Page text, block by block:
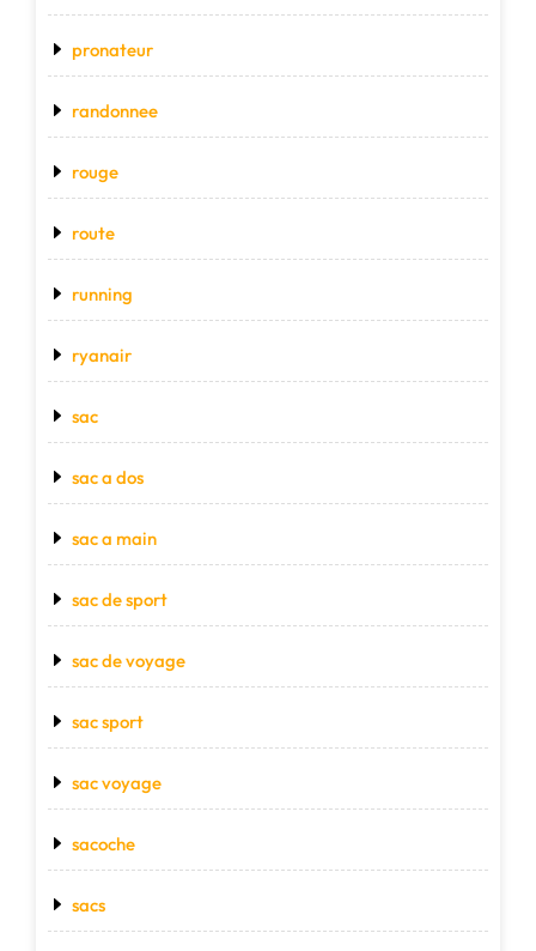
pronateur
randonnee
rouge
route
running
ryanair
sac
sac a dos
sac a main
sac de sport
sac de voyage
sac sport
sac voyage
sacoche
sacs